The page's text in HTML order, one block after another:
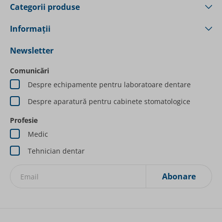
Categorii produse
Informații
Newsletter
Comunicări
Despre echipamente pentru laboratoare dentare
Despre aparatură pentru cabinete stomatologice
Profesie
Medic
Tehnician dentar
Inscrieți-vă la Newsletterurile noastre: Abonare